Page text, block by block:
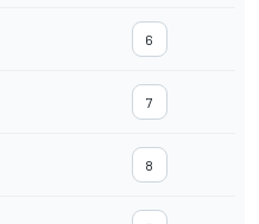
6
7
8